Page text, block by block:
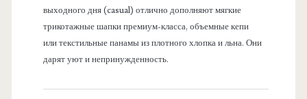
выходного дня (casual) отлично дополняют мягкие
трикотажные шапки премиум-класса, объемные кепи
или текстильные панамы из плотного хлопка и льна. Они
дарят уют и непринужденность.